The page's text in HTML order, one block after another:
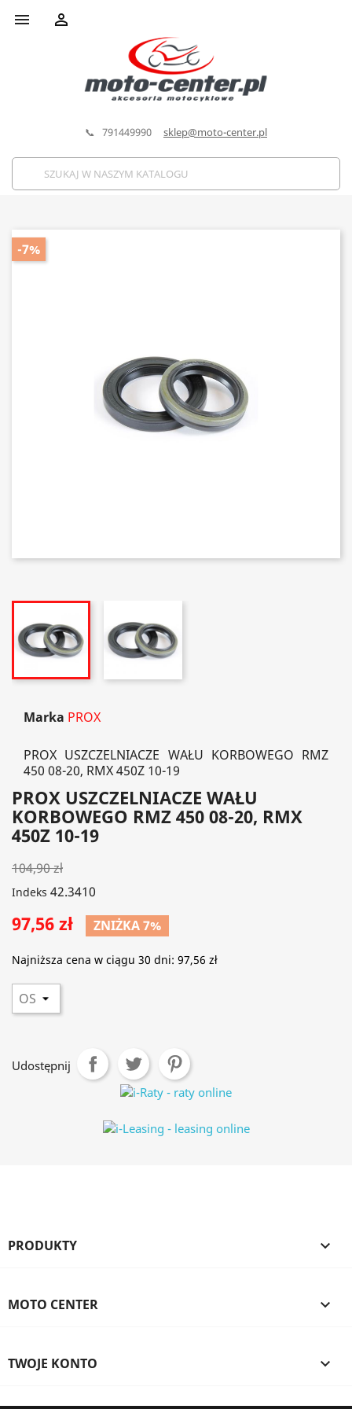
 
📞 791449990 sklep@moto-center.pl
-7%
Marka PROX
PROX USZCZELNIACZE WAŁU KORBOWEGO RMZ
450 08-20, RMX 450Z 10-19
PROX USZCZELNIACZE WAŁU
KORBOWEGO RMZ 450 08-20, RMX
450Z 10-19
104,90 zł
Indeks 42.3410
97,56 zł ZNIŻKA 7%
Najniższa cena w ciągu 30 dni: 97,56 zł
Udostępnij
PRODUKTY 
MOTO CENTER 
TWOJE KONTO 